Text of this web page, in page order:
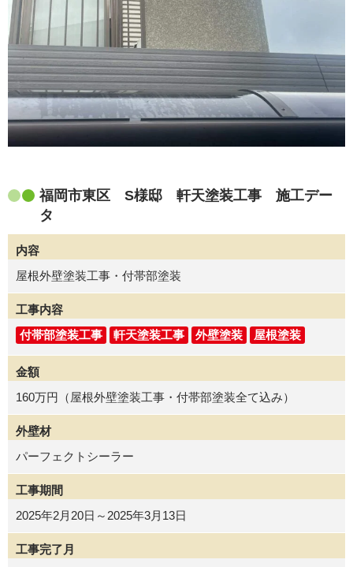
福岡市東区 S様邸 軒天塗装工事 施工デー
タ
内容
屋根外壁塗装工事・付帯部塗装
工事内容
付帯部塗装工事
軒天塗装工事 外壁塗装 屋根塗装
金額
160万円（屋根外壁塗装工事・付帯部塗装全て込み）
外壁材
パーフェクトシーラー
工事期間
2025年2月20日～2025年3月13日
工事完了月